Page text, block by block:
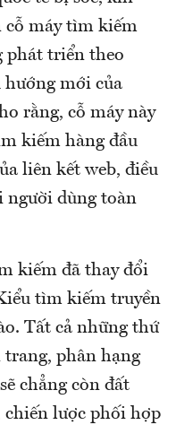
cỗ máy tìm kiếm
phát triển theo
hướng mới của
rằng, cỗ máy này
kiếm hàng đầu
liên kết web, điều
người dùng toàn
kiếm đã thay đổi
tìm kiếm truyền
Tất cả những thứ
phân hạng
chẳng còn đất
chiến lược phối hợp